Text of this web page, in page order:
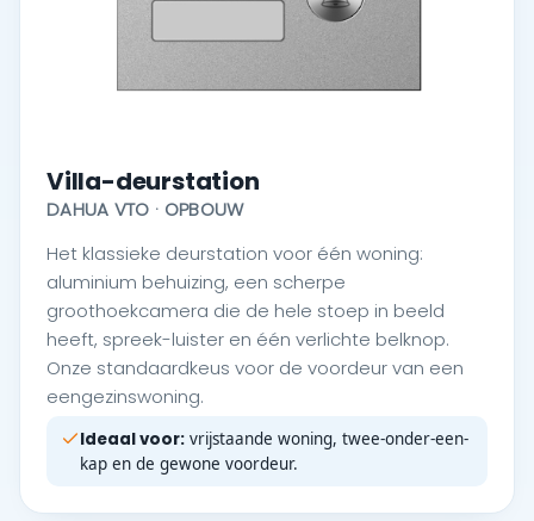
Villa-deurstation
DAHUA VTO · OPBOUW
Het klassieke deurstation voor één woning:
aluminium behuizing, een scherpe
groothoekcamera die de hele stoep in beeld
heeft, spreek-luister en één verlichte belknop.
Onze standaardkeus voor de voordeur van een
eengezinswoning.
Ideaal voor: vrijstaande woning, twee-onder-een-
kap en de gewone voordeur.